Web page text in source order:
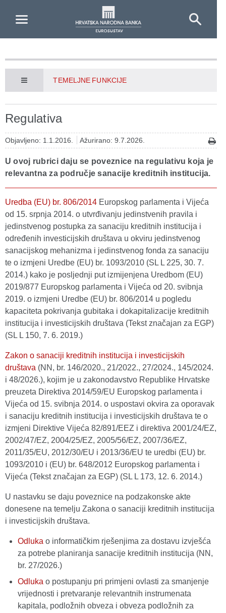
TEMELJNE FUNKCIJE
Regulativa
Objavljeno: 1.1.2016. Ažurirano: 9.7.2026.
U ovoj rubrici daju se poveznice na regulativu koja je
relevantna za područje sanacije kreditnih institucija.
Uredba (EU) br. 806/2014 Europskog parlamenta i Vijeća
od 15. srpnja 2014. o utvrđivanju jedinstvenih pravila i
jedinstvenog postupka za sanaciju kreditnih institucija i
određenih investicijskih društava u okviru jedinstvenog
sanacijskog mehanizma i jedinstvenog fonda za sanaciju
te o izmjeni Uredbe (EU) br. 1093/2010 (SL L 225, 30. 7.
2014.) kako je posljednji put izmijenjena Uredbom (EU)
2019/877 Europskog parlamenta i Vijeća od 20. svibnja
2019. o izmjeni Uredbe (EU) br. 806/2014 u pogledu
kapaciteta pokrivanja gubitaka i dokapitalizacije kreditnih
institucija i investicijskih društava (Tekst značajan za EGP)
(SL L 150, 7. 6. 2019.)
Zakon o sanaciji kreditnih institucija i investicijskih
društava (NN, br. 146/2020., 21/2022., 27/2024., 145/2024.
i 48/2026.), kojim je u zakonodavstvo Republike Hrvatske
preuzeta Direktiva 2014/59/EU Europskog parlamenta i
Vijeća od 15. svibnja 2014. o uspostavi okvira za oporavak
i sanaciju kreditnih institucija i investicijskih društava te o
izmjeni Direktive Vijeća 82/891/EEZ i direktiva 2001/24/EZ,
2002/47/EZ, 2004/25/EZ, 2005/56/EZ, 2007/36/EZ,
2011/35/EU, 2012/30/EU i 2013/36/EU te uredbi (EU) br.
1093/2010 i (EU) br. 648/2012 Europskog parlamenta i
Vijeća (Tekst značajan za EGP) (SL L 173, 12. 6. 2014.)
U nastavku se daju poveznice na podzakonske akte
donesene na temelju Zakona o sanaciji kreditnih institucija
i investicijskih društava.
Odluka o informatičkim rješenjima za dostavu izvješća
za potrebe planiranja sanacije kreditnih institucija (NN,
br. 27/2026.)
Odluka o postupanju pri primjeni ovlasti za smanjenje
vrijednosti i pretvaranje relevantnih instrumenata
kapitala, podložnih obveza i obveza podložnih za